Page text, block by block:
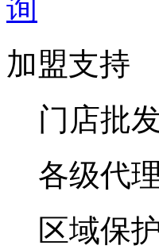
加盟支持
门店批
各级代理
区域保